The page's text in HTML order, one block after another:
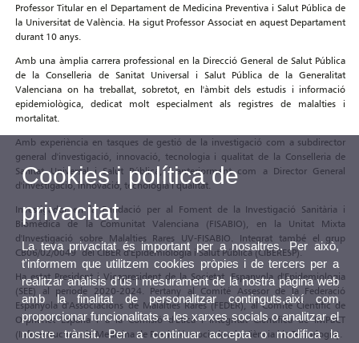
Professor Titular en el Departament de Medicina Preventiva i Salut Pública de
la Universitat de València. Ha sigut Professor Associat en aquest Departament
durant 10 anys.
Amb una àmplia carrera professional en la Direcció General de Salut Pública
de la Conselleria de Sanitat Universal i Salut Pública de la Generalitat
Valenciana on ha treballat, sobretot, en l'àmbit dels estudis i informació
epidemiològica, dedicat molt especialment als registres de malalties i
mortalitat.
Amb experiència en tasques de gestió de la investigació com a subdirector
general d'investigació, innovació, tecnologia i qualitat de la Conselleria de
Sanitat Universal i Salut Pública, i anteriorment com a Director General
d'investigació, innovació, tecnologia i qualitat.
Investigador en la Fundació per al Foment de la Investigació Sanitària i
Biomèdica de la Comunitat Valenciana (FISABIO), en la Unitat Mixta
d'Investigació sobre Malalties Rares UV-FISABIO. Integrat també el grup
CB06/02/0049 del CIBER d'Epidemiologia i Salut Pública (CIBERESP).
Ha estat President i Vicepresident de la Societat Espanyola d'Epidemiologia
(SEE) al periode 2020-2024. Pertany al Comité Assesor de la Federació
Espanyola d'Associacions de Malalties Rares (FEDER), al Comité Científic de
Orphanet España i a la Comisió d'Ètica i Integritat Científica de IMPaCT
(Infraestructura de Medicina de Precissió asociada a la Ciència i la Tecnologia).
Cookies i política de
privacitat
La teva privacitat és important per a nosaltres. Per això,
t'informem que utilitzem cookies pròpies i de tercers per a
realitzar anàlisis d'ús i mesurament de la nostra pàgina web
amb la finalitat de personalitzar continguts,així com
proporcionar funcionalitats a les xarxes socials o analitzar el
nostre trànsit. Per a continuar accepta o modifica la